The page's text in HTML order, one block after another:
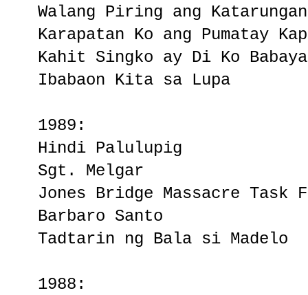
Walang Piring ang Katarungan
Karapatan Ko ang Pumatay
Kahit Singko ay Di Ko
Ibabaon Kita sa Lupa
1989:
Hindi Palulupig
Sgt. Melgar
Jones Bridge Massacre Task
Barbaro Santo
Tadtarin ng Bala si Madelo
1988: